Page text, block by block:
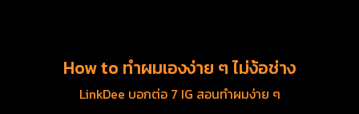
How to ทำผมเองง่าย ๆ ไม่ง้อช่าง
LinkDee บอกต่อ 7 IG สอนทำผมง่าย ๆ